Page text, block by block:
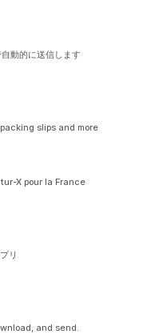
動的に送信します
slips and more
X pour la France
リ
and send.